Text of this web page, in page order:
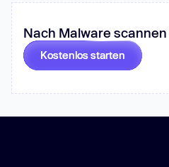
Nach Malware scannen
Kostenlos starten